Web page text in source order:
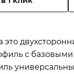
это
с